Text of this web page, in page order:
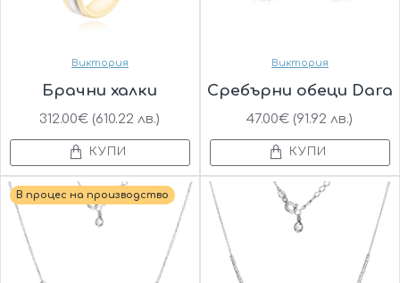
Виктория
Брачни халки
312.00€ (610.22 лв.)
КУПИ
Виктория
Сребърни обеци Dara
47.00€ (91.92 лв.)
КУПИ
В процес на производство